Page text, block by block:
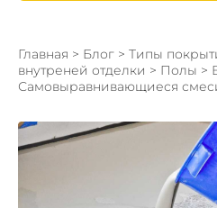
Главная > Блог > Типы
внутреней отделки > Полы >
Самовыравнивающиеся